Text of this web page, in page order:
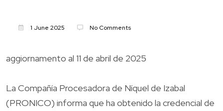
1 June 2025 No Comments
aggiornamento al 11 de abril de 2025
La Compañía Procesadora de Níquel de Izabal
(PRONICO) informa que ha obtenido la credencial de